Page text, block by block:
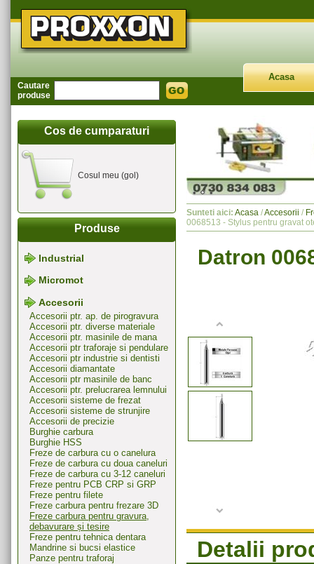
Cautare
produse
Acasa
Cos de cumparaturi
Cosul meu (gol)
Produse
Industrial
Micromot
Accesorii
Accesorii ptr. ap. de pirogravura
Accesorii ptr. diverse materiale
Accesorii ptr. masinile de mana
Accesorii ptr traforaje si pendulare
Accesorii ptr industrie si dentisti
Accesorii diamantate
Accesorii ptr masinile de banc
Accesorii ptr. prelucrarea lemnului
Accesorii sisteme de frezat
Accesorii sisteme de strunjire
Accesorii de precizie
Burghie carbura
Burghie HSS
Freze de carbura cu o canelura
Freze de carbura cu doua caneluri
Freze de carbura cu 3-12 caneluri
Freze pentru PCB CRP si GRP
Freze pentru filete
Freze carbura pentru frezare 3D
Freze carbura pentru gravura,
debavurare și tesire
Freze pentru tehnica dentara
Mandrine si bucsi elastice
Panze pentru traforaj
Sunteti aici: Acasa /Accesorii /
0068513 - Stylus pentru gravat
Datron
Detalii